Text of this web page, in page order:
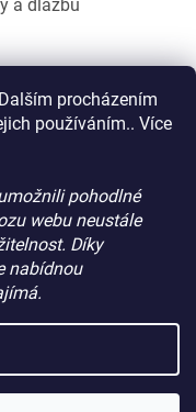
procházením
používáním.. Více
pohodlné
webu neustále
Díky
nabídnou
a dlažbu